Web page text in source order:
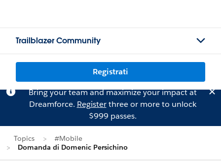
Trailblazer Community
Registrati
Bring your team and maximize your impact at
Dreamforce. Registerthree or more to unlock
$999 passes.
Topics
#Mobile
Domanda di Domenic Persichino